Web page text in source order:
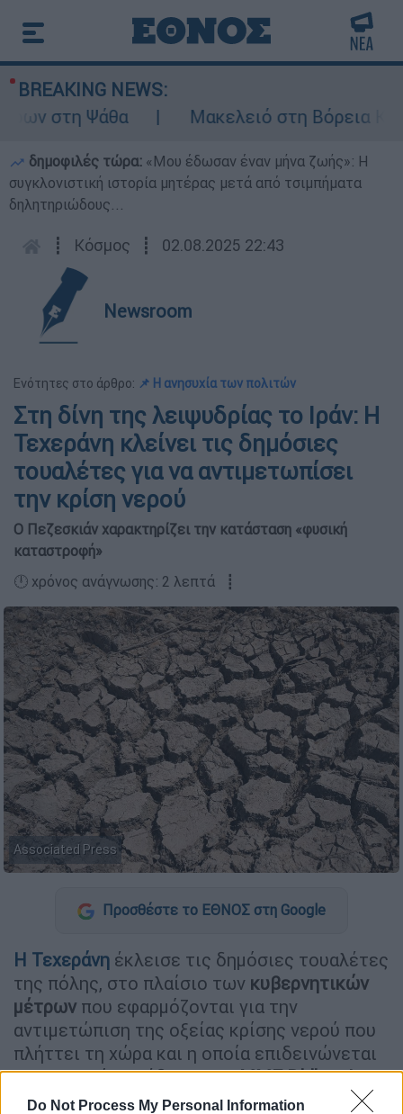
Do Not Process My Personal Information
BREAKING NEWS:
στη Ψάθα
Μακελειό στη Βόρεια
δημοφιλές τώρα: «Μου έδωσαν έναν μήνα ζωής»: Η
συγκλονιστική ιστορία μητέρας μετά από τσιμπήματα
δηλητηριώδους...
┋ Κόσμος ┋ 02.08.2025 22:43
Newsroom
Ενότητες στο άρθρο: 📌 Η ανησυχία των πολιτών
Στη δίνη της λειψυδρίας το Ιράν: Η
Τεχεράνη κλείνει τις δημόσιες
τουαλέτες για να αντιμετωπίσει
την κρίση νερού
Ο Πεζεσκιάν χαρακτηρίζει την κατάσταση «φυσική
καταστροφή»
🕛 χρόνος ανάγνωσης: 2 λεπτά ┋
Associated Press
Προσθέστε το ΕΘΝΟΣ στη Google
Η Τεχεράνη έκλεισε τις δημόσιες τουαλέτες
της πόλης, στο πλαίσιο των κυβερνητικών
μέτρων που εφαρμόζονται για την
αντιμετώπιση της οξείας κρίσης νερού που
πλήττει τη χώρα και η οποία επιδεινώνεται
καθημερινά, μετέδωσαντα ΜΜΕ Didban Iran
και Shargh.